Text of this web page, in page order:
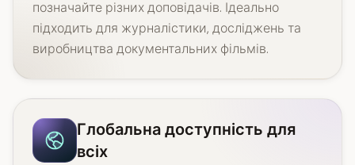
позначайте різних доповідачів. Ідеально
підходить для журналістики, досліджень та
виробництва документальних фільмів.
Глобальна доступність для
всіх